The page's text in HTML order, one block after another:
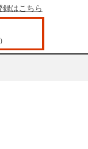
はこちら